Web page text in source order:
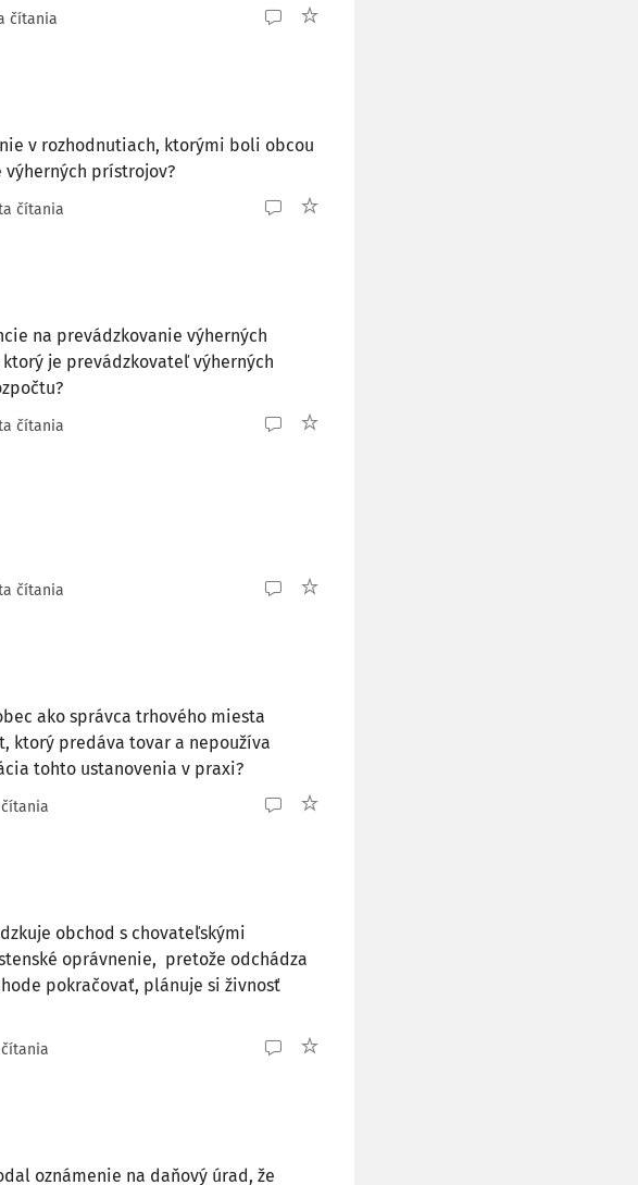
čítania
v rozhodnutiach, ktorými boli obcou
prístrojov?
čítania
na prevádzkovanie výherných
je prevádzkovateľ výherných
čítania
čítania
ako správca trhového miesta
ktorý predáva tovar a nepoužíva
tohto ustanovenia v praxi?
obchod s chovateľskými
oprávnenie, pretože odchádza
pokračovať, plánuje si živnosť
oznámenie na daňový úrad, že